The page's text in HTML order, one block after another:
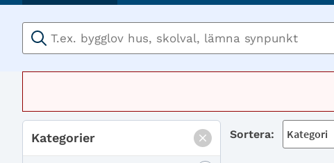
kommun
Kategorier Sortera: